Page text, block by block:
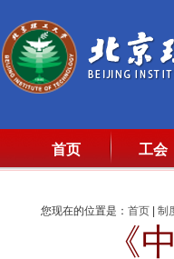
首页 工会
您现在的位置是： 首页 制
《